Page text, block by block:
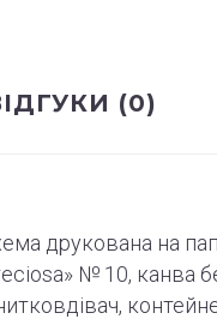
(0)
друкована на
№ 10, канва